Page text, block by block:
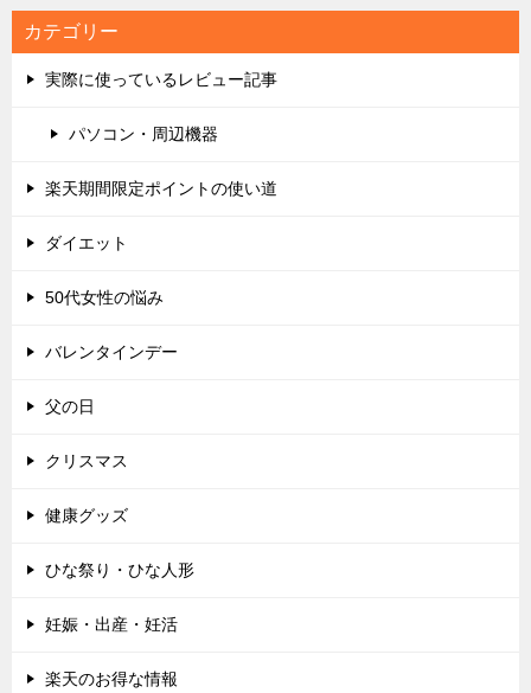
カテゴリー
実際に使っているレビュー記事
パソコン・周辺機器
楽天期間限定ポイントの使い道
ダイエット
50代女性の悩み
バレンタインデー
父の日
クリスマス
健康グッズ
ひな祭り・ひな人形
妊娠・出産・妊活
楽天のお得な情報